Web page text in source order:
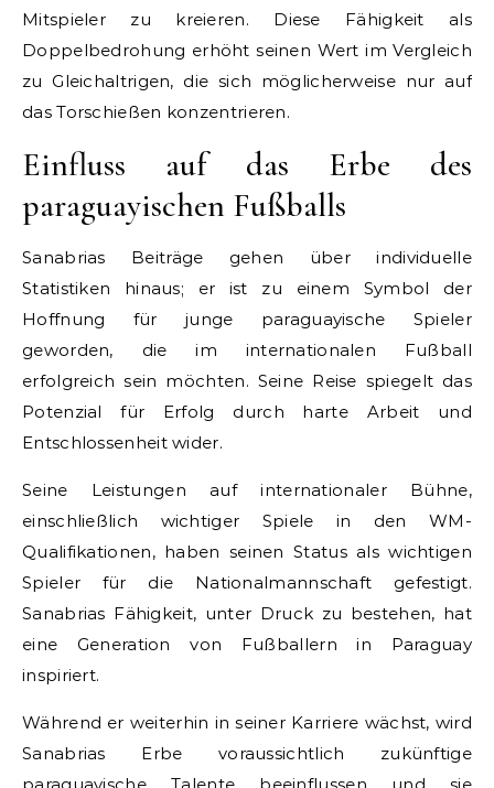
Mitspieler zu kreieren. Diese Fähigkeit als
Doppelbedrohung erhöht seinen Wert im Vergleich
zu Gleichaltrigen, die sich möglicherweise nur auf
das Torschießen konzentrieren.
Einfluss auf das Erbe des
paraguayischen Fußballs
Sanabrias Beiträge gehen über individuelle
Statistiken hinaus; er ist zu einem Symbol der
Hoffnung für junge paraguayische Spieler
geworden, die im internationalen Fußball
erfolgreich sein möchten. Seine Reise spiegelt das
Potenzial für Erfolg durch harte Arbeit und
Entschlossenheit wider.
Seine Leistungen auf internationaler Bühne,
einschließlich wichtiger Spiele in den WM-
Qualifikationen, haben seinen Status als wichtigen
Spieler für die Nationalmannschaft gefestigt.
Sanabrias Fähigkeit, unter Druck zu bestehen, hat
eine Generation von Fußballern in Paraguay
inspiriert.
Während er weiterhin in seiner Karriere wächst, wird
Sanabrias Erbe voraussichtlich zukünftige
paraguayische Talente beeinflussen und sie